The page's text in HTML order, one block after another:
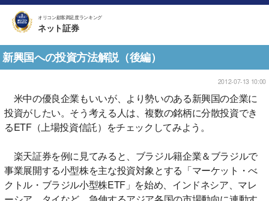
オリコン顧客満足度ランキング
ネット証券
新興国への投資方法解説（後編）
2012-07-13 10:00
米中の優良企業もいいが、より勢いのある新興国の企業に
投資がしたい。そう考える人は、複数の銘柄に分散投資でき
るETF（上場投資信託）をチェックしてみよう。
楽天証券を例に見てみると、ブラジル籍企業＆ブラジルで
事業展開する小型株を主な投資対象とする「マーケット・べ
クトル・ブラジル小型株ETF」を始め、インドネシア、マレ